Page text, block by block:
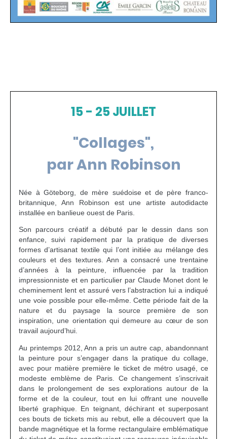
15 - 25 JUILLET
"Collages",
par Ann Robinson
Née à Göteborg, de mère suédoise et de père franco-
britannique, Ann Robinson est une artiste autodidacte
installée en banlieue ouest de Paris.
Son parcours créatif a débuté par le dessin dans son
enfance, suivi rapidement par la pratique de diverses
formes d’artisanat textile qui l’ont initiée au mélange des
couleurs et des textures. Ann a consacré une trentaine
d’années à la peinture, influencée par la tradition
impressionniste et en particulier par Claude Monet dont le
cheminement lent et assuré vers l’abstraction lui a indiqué
une voie possible pour elle-même. Cette période fait de la
nature et du paysage la source première de son
inspiration, une orientation qui demeure au cœur de son
travail aujourd’hui.
Au printemps 2012, Ann a pris un autre cap, abandonnant
la peinture pour s’engager dans la pratique du collage,
avec pour matière première le ticket de métro usagé, ce
modeste emblème de Paris. Ce changement s’inscrivait
dans le prolongement de ses explorations autour de la
forme et de la couleur, tout en lui offrant une nouvelle
liberté graphique. En teignant, déchirant et superposant
ces bouts de tickets mis au rebut, elle a découvert que la
bande magnétique et la forme rectangulaire emblématique